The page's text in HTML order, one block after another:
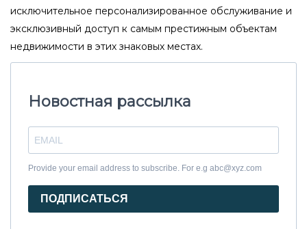
исключительное персонализированное обслуживание и
эксклюзивный доступ к самым престижным объектам
недвижимости в этих знаковых местах.
Новостная рассылка
Provide your email address to subscribe. For e.g abc@xyz.com
ПОДПИСАТЬСЯ